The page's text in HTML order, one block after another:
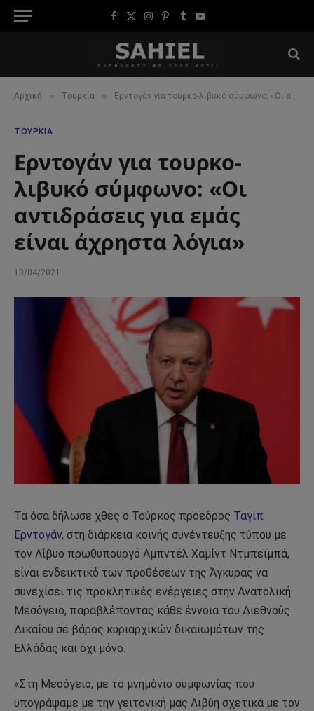
Facebook
X
Instagram
Pinterest
TumblrYouTube
Αρχική » Τουρκία » Ερντογάν για τουρκο-λιβυκό σύμφωνο: «Οι αντιδράσεις για εμάς είναι άχρηστα λόγια»
ΤΟΥΡΚΊΑ
Ερντογάν για τουρκο-
λιβυκό σύμφωνο: «Οι
αντιδράσεις για εμάς
είναι άχρηστα λόγια»
13/04/2021
Τα όσα δήλωσε χθες ο Τούρκος πρόεδρος Ταγίπ
Ερντογάν, στη διάρκεια κοινής συνέντευξης τύπου με
τον Λίβυο πρωθυπουργό Αμπντέλ Χαμίντ Ντμπεϊμπά,
είναι ενδεικτικό των προθέσεων της Άγκυρας να
συνεχίσει τις προκλητικές ενέργειες στην Ανατολική
Μεσόγειο, παραβλέποντας κάθε έννοια του Διεθνούς
Δικαίου σε βάρος κυριαρχικών δικαιωμάτων της
Ελλάδας και όχι μόνο.
«Στη Μεσόγειο, με το μνημόνιο συμφωνίας που
υπογράψαμε με την γειτονική μας Λιβύη σχετικά με τον